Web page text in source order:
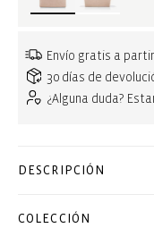
Envío gratis a
30 días de
¿Alguna duda?
DESCRIPCIÓN
COLECCIÓN